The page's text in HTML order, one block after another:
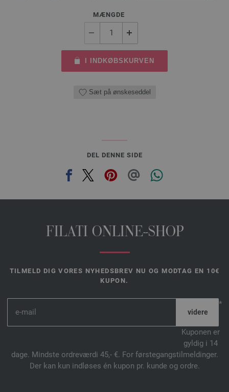
MÆNGDE
I INDKØBSKURVEN
Sæt på ønskeseddel
DEL DENNE SIDE
FILATI ONLINE-SHOP
TILMELD DIG VORES NYHEDSBREV NU OG MODTAG EN 10€
KUPON.
*
Kuponen er
gyldig i 14
dage. Mindste ordreværdi 45,- €. For førstegangstilmeldinger.
Der kan kun indløses én kupon pr. kunde og ordre.